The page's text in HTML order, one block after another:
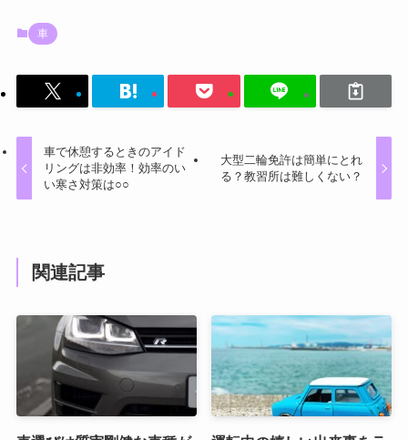
車
車で休憩するときのアイド
リングは非効率！効率のい
い寒さ対策は○○
大型二輪免許は簡単にとれ
る？教習所は難しくない？
関連記事